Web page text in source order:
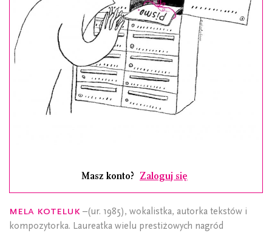
Masz konto? Zaloguj się
Mela Koteluk –(ur. 1985), wokalistka, autorka tekstów i
kompozytorka. Laureatka wielu prestiżowych nagród